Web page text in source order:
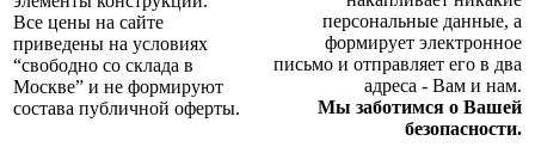
Все цены на сайте
приведены на условиях
“свободно со склада в
Москве” и не формируют
состава публичной оферты.
персональные данные, а
формирует электронное
письмо и отправляет его в два
адреса - Вам и нам.
Мы заботимся о Вашей
безопасности.